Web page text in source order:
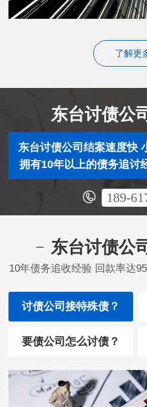
了解更
东台讨债公
东台讨债公司结案速度快
拥有10年以上的债务追讨
189-
东台讨债公
10年债务追收经验 回款率达
讨债公司接特殊债？
要债公司怎么讨债？